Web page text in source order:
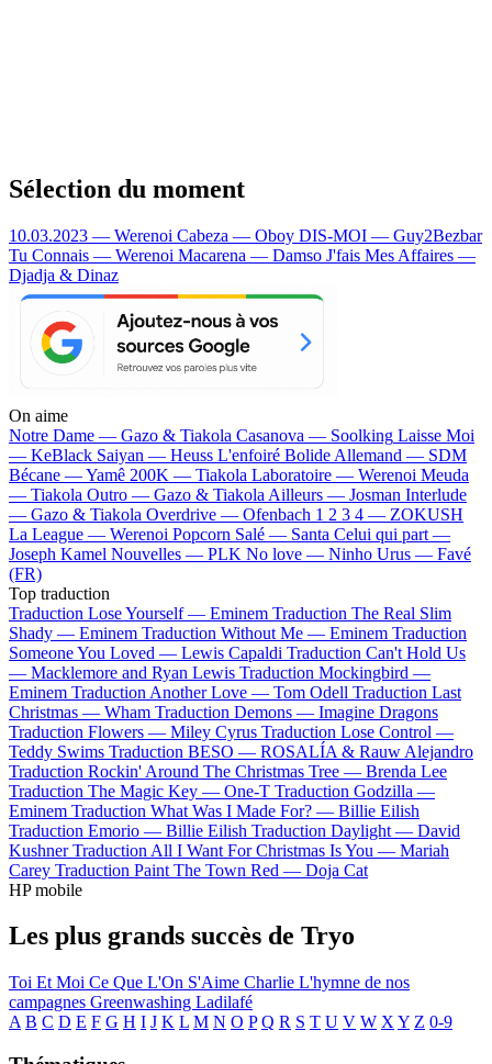
Sélection du moment
10.03.2023 — Werenoi Cabeza — Oboy DIS-MOI — Guy2Bezbar
Tu Connais — Werenoi Macarena — Damso J'fais Mes Affaires —
Djadja & Dinaz
On aime
Notre Dame — Gazo & Tiakola Casanova — Soolking Laisse Moi
— KeBlack Saiyan — Heuss L'enfoiré Bolide Allemand — SDM
Bécane —Yamê 200K — Tiakola Laboratoire — Werenoi Meuda
— Tiakola Outro — Gazo & Tiakola Ailleurs — Josman Interlude
— Gazo & Tiakola Overdrive — Ofenbach 1 2 3 4 — ZOKUSH
La League — Werenoi Popcorn Salé — Santa Celui qui part —
Joseph Kamel Nouvelles — PLK No love — Ninho Urus — Favé
(FR)
Top traduction
Traduction Lose Yourself — Eminem Traduction The Real Slim
Shady — Eminem Traduction Without Me — Eminem Traduction
Someone You Loved — Lewis Capaldi Traduction Can't Hold Us
— Macklemore and Ryan Lewis Traduction Mockingbird —
Eminem Traduction Another Love — Tom Odell Traduction Last
Christmas — Wham Traduction Demons — Imagine Dragons
Traduction Flowers — Miley Cyrus Traduction Lose Control —
Teddy Swims Traduction BESO — ROSALÍA & Rauw Alejandro
Traduction Rockin' Around The Christmas Tree — Brenda Lee
Traduction The Magic Key — One-T Traduction Godzilla —
Eminem Traduction What Was I Made For? — Billie Eilish
Traduction Emorio — Billie Eilish Traduction Daylight — David
Kushner Traduction All I Want For Christmas Is You — Mariah
Carey Traduction Paint The Town Red — Doja Cat
HP mobile
Les plus grands succès de Tryo
Toi Et Moi Ce Que L'On S'Aime Charlie L'hymne de nos
campagnes Greenwashing Ladilafé
A B C D E F G H I J K L M N O P Q R S T U V W X Y Z 0-9